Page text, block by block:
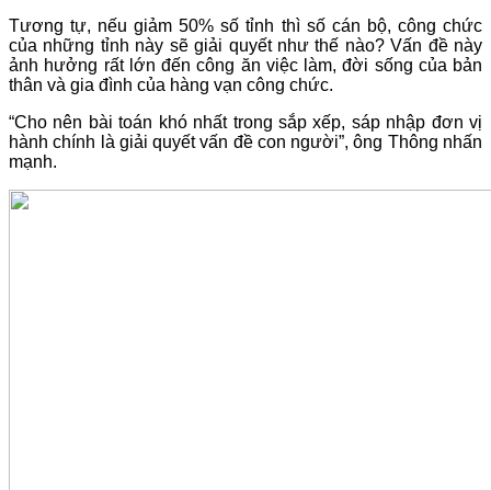
Tương tự, nếu giảm 50% số tỉnh thì số cán bộ, công chức
của những tỉnh này sẽ giải quyết như thế nào? Vấn đề này
ảnh hưởng rất lớn đến công ăn việc làm, đời sống của bản
thân và gia đình của hàng vạn công chức.
“Cho nên bài toán khó nhất trong sắp xếp, sáp nhập đơn vị
hành chính là giải quyết vấn đề con người”, ông Thông nhấn
mạnh.